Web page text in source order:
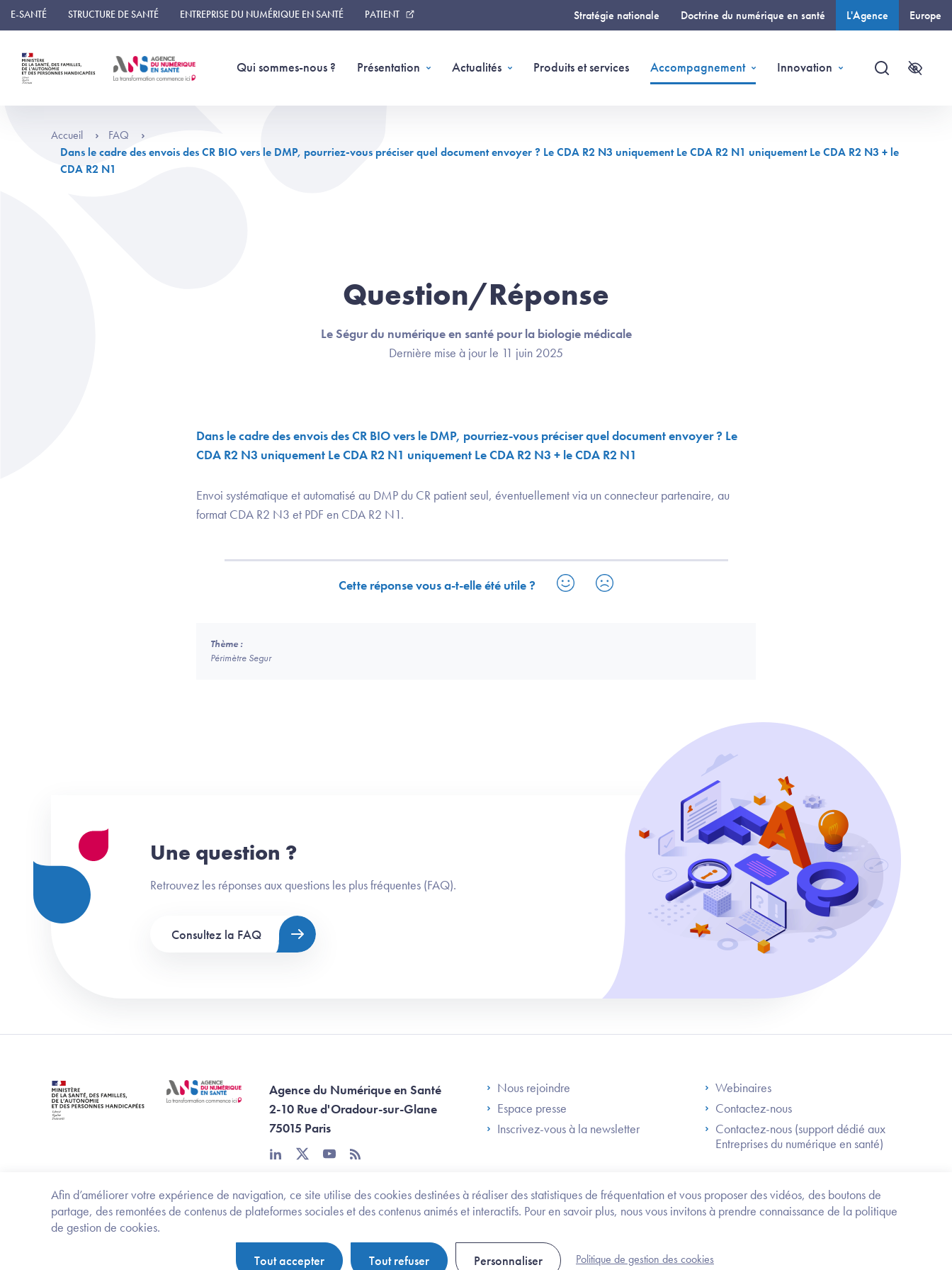
Panneau de gestion des cookies
Afin d’améliorer votre expérience de navigation, ce site utilise des cookies destinées à réaliser des statistiques de fréquentation et vous proposer des vidéos, des boutons de
partage, des remontées de contenus de plateformes sociales et des contenus animés et interactifs. Pour en savoir plus, nous vous invitons à prendre connaissance de la politique
de gestion de cookies.
Tout accepter Tout refuser Personnaliser Politique de gestion des cookies
E-SANTÉ STRUCTURE DE SANTÉ ENTREPRISE DU NUMÉRIQUE EN SANTÉ PATIENT Stratégie nationale Doctrine du numérique en santé L'Agence Europe
Qui sommes-nous ? Présentation Actualités Produits et services Accompagnement Innovation
Recherche
Trouvez
Accueil
FAQ
Dans le cadre des envois des CR BIO vers le DMP, pourriez-vous préciser quel document envoyer ? Le CDA R2 N3 uniquement Le CDA R2 N1 uniquement Le CDA R2 N3 + le
CDA R2 N1
Question/Réponse
Le Ségur du numérique en santé pour la biologie médicale
Dernière mise à jour le 11 juin 2025
Dans le cadre des envois des CR BIO vers le DMP, pourriez-vous préciser quel document envoyer ? Le
CDA R2 N3 uniquement Le CDA R2 N1 uniquement Le CDA R2 N3 + le CDA R2 N1
Envoi systématique et automatisé au DMP du CR patient seul, éventuellement via un connecteur partenaire, au
format CDA R2 N3 et PDF en CDA R2 N1.
Cette réponse vous a-t-elle été utile ?
Thème :
Périmètre Segur
Une question ?
Retrouvez les réponses aux questions les plus fréquentes (FAQ).
Consultez la FAQ
Agence du Numérique en Santé
2-10 Rue d'Oradour-sur-Glane
75015 Paris
linkedintwitteryoutube
rss
Footer Left ANS
Nous rejoindre
Espace presse
Inscrivez-vous à la newsletter
Footer Right ANS
Webinaires
Contactez-nous
Contactez-nous (support dédié aux
Entreprises du numérique en santé)
Footer Bottom ANS
Ministère de la santé, des familles, de l'autonomie et des personnes handicapées Legifrance.gouv.fr
Politique de protection des données personnelles
Politique de gestion de cookies Gestion des cookies Plan du site Accessibilité : partiellement conforme